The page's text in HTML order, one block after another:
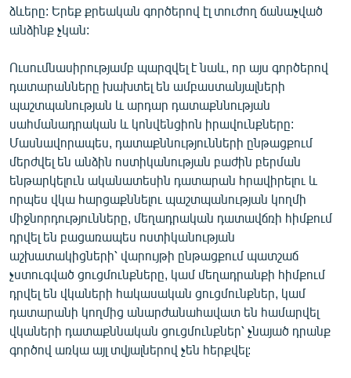
ձևերը: Երեք քրեական գործերով էլ տուժող ճանաչված
անձինք չկան:
Ուսումնասիրությամբ պարզվել է նաև, որ այս գործերով
դատարանները խախտել են ամբաստանյալների
պաշտպանության և արդար դատաքննության
սահմանադրական և կոնվենցիոն իրավունքները:
Մասնավորապես, դատաքննությունների ընթացքում
մերժվել են անձին ոստիկանության բաժին բերման
ենթարկելուն ականատեսին դատարան հրավիրելու և
որպես վկա հարցաքննելու պաշտպանության կողմի
միջնորդությունները, մեղադրական դատավճռի հիմքում
դրվել են բացառապես ոստիկանության
աշխատակիցների՝ վարույթի ընթացքում պատշաճ
չստուգված ցուցմունքները, կամ մեղադրանքի հիմքում
դրվել են վկաների հակասական ցուցմունքներ, կամ
դատարանի կողմից անարժանահավատ են համարվել
վկաների դատաքննական ցուցմունքներ՝ չնայած դրանք
գործով առկա այլ տվյալներով չեն հերքվել: